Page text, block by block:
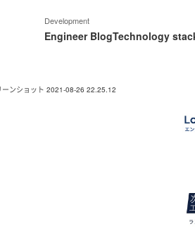
Development
Engineer BlogTechnology
ーンショット 2021-08-26 22.25.12